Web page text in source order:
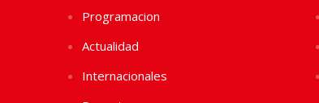
Programacion
Actualidad
Internacionales